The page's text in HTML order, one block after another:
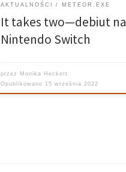
AKTUALNOŚCI METEOR.EXE
It takes two—debiut na
Nintendo Switch
przez Monika Heckert
Opublikowano 15 września 2022